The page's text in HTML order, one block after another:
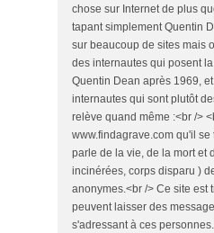
chose sur Internet de plus
tapant simplement Quentin
sur beaucoup de sites mais
des internautes qui posent
Quentin Dean après 1969,
internautes qui sont plutôt
relève quand même :<br />
www.findagrave.com qu'il
parle de la vie, de la mort et
incinérées, corps disparu )
anonymes.<br /> Ce site est
peuvent laisser des
s'adressant à ces